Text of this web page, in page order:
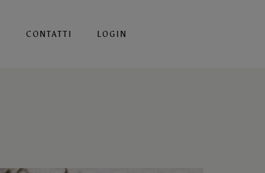
CONTATTI LOGIN